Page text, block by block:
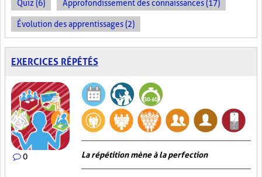
Quiz (6) Approfondissement des connaissances (17)
Évolution des apprentissages (2)
EXERCICES RÉPÉTÉS
0 La répétition mène à la perfection